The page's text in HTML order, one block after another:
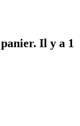
Il y a 1